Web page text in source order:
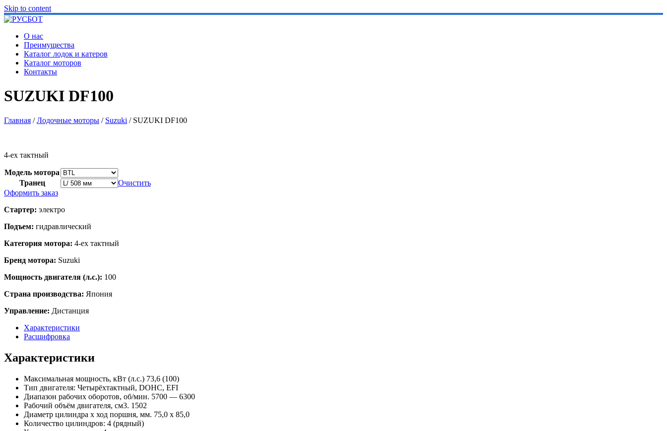
Skip to content
О нас
Преимущества
Каталог лодок и катеров
Каталог моторов
Контакты
SUZUKI DF100
Главная /Лодочные моторы / Suzuki / SUZUKI DF100
4-ех тактный
Модель мотора
Транец
Очистить
Оформить заказ
Стартер: электро
Подъем: гидравлический
Категория мотора: 4-ех тактный
Бренд мотора: Suzuki
Мощность двигателя (л.с.): 100
Страна производства: Япония
Управление: Дистанция
Характеристики
Расшифровка
Характеристики
Максимальная мощность, кВт (л.с.) 73,6 (100)
Тип двигателя: Четырёхтактный, DOHC, EFI
Диапазон рабочих оборотов, об/мин. 5700 — 6300
Рабочий объём двигателя, см3. 1502
Диаметр цилиндра х ход поршня, мм. 75,0 х 85,0
Количество цилиндров: 4 (рядный)